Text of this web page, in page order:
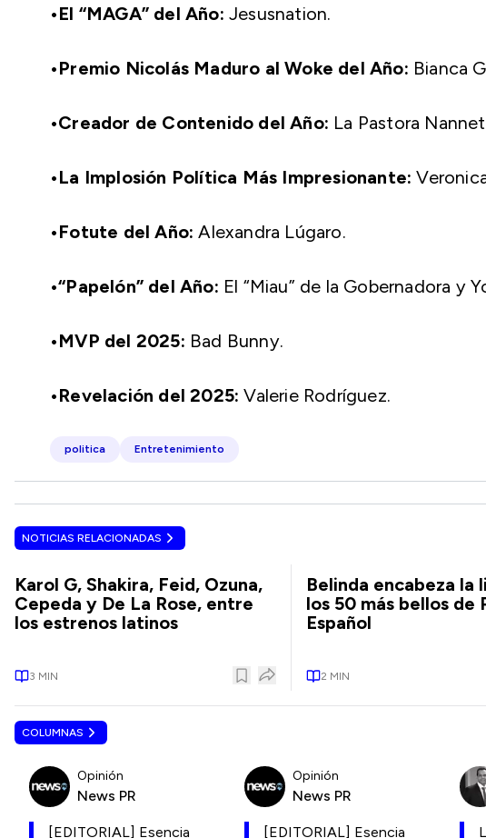
•El “MAGA” del Año: Jesusnation.
•Premio Nicolás Maduro al Woke del Año: Bianca
•Creador de Contenido del Año: La Pastora
•La Implosión Política Más Impresionante:
•Fotute del Año: Alexandra Lúgaro.
•“Papelón” del Año: El “Miau” de la Gobernadora y
•MVP del 2025: Bad Bunny.
•Revelación del 2025: Valerie Rodríguez.
politica Entretenimiento
NOTICIAS RELACIONADAS
Karol G, Shakira, Feid, Ozuna,
Cepeda y De La Rose, entre
los estrenos latinos
3 MIN
Belinda encabeza la
los 50 más bellos de
Español
2 MIN
COLUMNAS
Opinión
News PR
[EDITORIAL] Esencia
Opinión
News PR
[EDITORIAL] Esencia